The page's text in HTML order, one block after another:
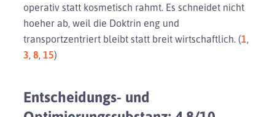
operativ statt kosmetisch rahmt. Es schneidet nicht
hoeher ab, weil die Doktrin eng und
transportzentriert bleibt statt breit wirtschaftlich. (1,
3, 8, 15)
Entscheidungs- und